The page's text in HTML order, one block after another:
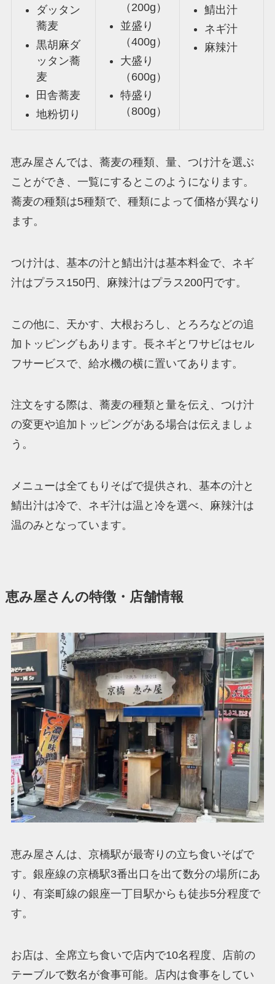
ダッタン
蕎麦
黒胡麻ダ
ッタン蕎
麦
田舎蕎麦
地粉切り
（200g）
並盛り
（400g）
大盛り
（600g）
特盛り
（800g）
鯖出汁
ネギ汁
麻辣汁
恵み屋さんでは、蕎麦の種類、量、つけ汁を選ぶ
ことができ、一覧にするとこのようになります。
蕎麦の種類は5種類で、種類によって価格が異なり
ます。
つけ汁は、基本の汁と鯖出汁は基本料金で、ネギ
汁はプラス150円、麻辣汁はプラス200円です。
この他に、天かす、大根おろし、とろろなどの追
加トッピングもあります。長ネギとワサビはセル
フサービスで、給水機の横に置いてあります。
注文をする際は、蕎麦の種類と量を伝え、つけ汁
の変更や追加トッピングがある場合は伝えましょ
う。
メニューは全てもりそばで提供され、基本の汁と
鯖出汁は冷で、ネギ汁は温と冷を選べ、麻辣汁は
温のみとなっています。
恵み屋さんの特徴・店舗情報
恵み屋さんは、京橋駅が最寄りの立ち食いそばで
す。銀座線の京橋駅3番出口を出て数分の場所にあ
り、有楽町線の銀座一丁目駅からも徒歩5分程度で
す。
お店は、全席立ち食いで店内で10名程度、店前の
テーブルで数名が食事可能。店内は食事をしてい